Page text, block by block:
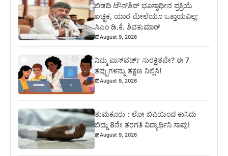
ಬಿಡದಿ ಟೌನ್‌ಶಿಪ್‌ ಭೂಸ್ವಾಧೀನ ಪ್ರಕ್ರಿಯೆ
ಐಚ್ಛಿಕ, ಯಾರ ಮೇಲೆಯೂ ಒತ್ತಾಯವಿಲ್ಲ:
ಸಿಎಂ ಡಿ.ಕೆ. ಶಿವಕುಮಾರ್
August 9, 2026
ನಿಮ್ಮ ಪಾಸ್‌ವರ್ಡ್ ಸುರಕ್ಷಿತವೇ? ಈ 7
ತಪ್ಪುಗಳನ್ನು ತಕ್ಷಣ ನಿಲ್ಲಿಸಿ!
August 9, 2026
ತುಮಕೂರು : ಲೋ ಬಿಪಿಯಿಂದ ಕುಸಿದು
ಬಿದ್ದು 8ನೇ ತರಗತಿ ವಿದ್ಯಾರ್ಥಿನಿ ಸಾವು!
August 9, 2026